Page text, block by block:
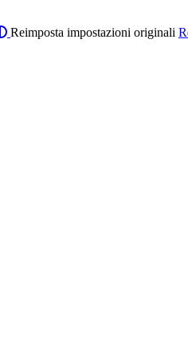
Reimposta impostazioni originali